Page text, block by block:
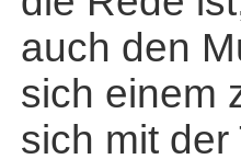
auch den
sich einem
sich mit der